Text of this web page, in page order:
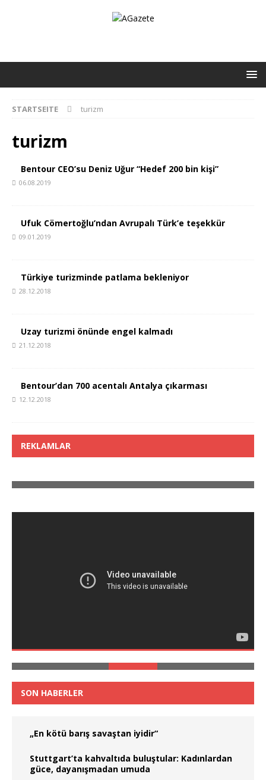
STARTSEITE turizm
turizm
Bentour CEO’su Deniz Uğur “Hedef 200 bin kişi”
06.08.2019
Ufuk Cömertoğlu’ndan Avrupalı Türk’e teşekkür
09.01.2019
Türkiye turizminde patlama bekleniyor
28.12.2018
Uzay turizmi önünde engel kalmadı
21.12.2018
Bentour’dan 700 acentalı Antalya çıkarması
12.12.2018
REKLAMLAR
SON HABERLER
„En kötü barış savaştan iyidir“
Stuttgart’ta kahvaltıda buluştular: Kadınlardan
güce, dayanışmadan umuda